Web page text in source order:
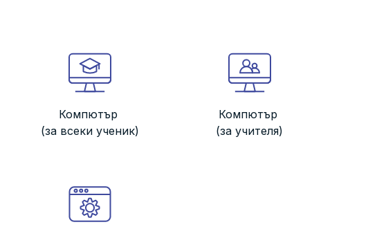
Компютър
(за всеки ученик)
Компютър
(за учителя)